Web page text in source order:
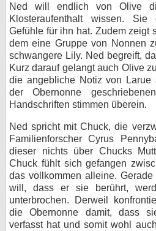
Ned will endlich von Olive
Klosteraufenthalt wissen.
Gefühle für ihn hat. Zudem zeigt
dem eine Gruppe von Nonnen
schwangere Lily. Ned begreift,
Kurz darauf gelangt auch Olive
die angebliche Notiz von
der Obernonne
Handschriften stimmen überein.
Ned spricht mit Chuck, die
Familienforscher Cyrus
dieser nichts über Chucks
Chuck fühlt sich gefangen
das vollkommen alleine.
will, dass er sie berührt,
unterbrochen. Derweil
die Obernonne damit, dass
verfasst hat und somit wohl